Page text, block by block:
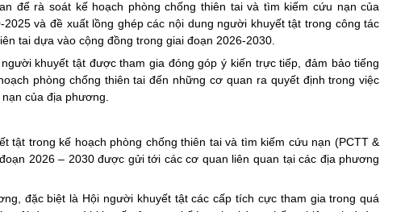
để rà soát kế hoạch phòng chống thiên tai và tìm kiếm cứu nạn của
và đề xuất lồng ghép các nội dung người khuyết tật trong công tác
tai dựa vào cộng đồng trong giai đoạn 2026-2030.
khuyết tật được tham gia đóng góp ý kiến trực tiếp, đảm bảo tiếng
phòng chống thiên tai đến những cơ quan ra quyết định trong việc
của địa phương.
tật trong kế hoạch phòng chống thiên tai và tìm kiếm cứu nạn (PCTT &
2026 – 2030 được gửi tới các cơ quan liên quan tại các địa phương
đặc biệt là Hội người khuyết tật các cấp tích cực tham gia trong quá